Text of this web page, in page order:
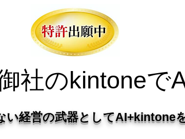
社のkintoneで
い経営の武器としてAI+kintone